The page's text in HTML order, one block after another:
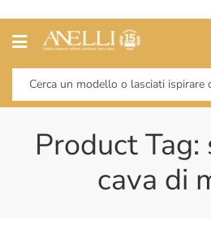
Product
cava di